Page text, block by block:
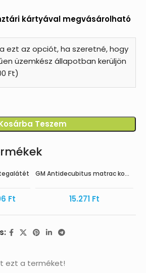
kártyával megvásárolható
ezt az opciót, ha szeretné, hogy
üzemkész állapotban kerüljön
Ft)
Teszem
Ft
GM Antidecubitus matrac kompresszorral
15.271 Ft
ezt a terméket!